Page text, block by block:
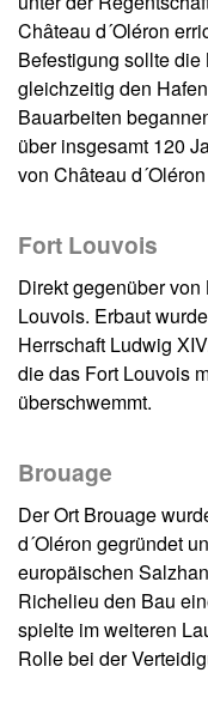
Château d´Oléron
Befestigung sollte
gleichzeitig den
Bauarbeiten
über insgesamt 120
von Château
Fort Louvois
Direkt gegenüber
Louvois. Erbaut
Herrschaft Ludwig
die das Fort Louvois
überschwemmt.
Brouage
Der Ort Brouage
d´Oléron gegründet
europäischen
Richelieu den Bau
spielte im weiteren
Rolle bei der